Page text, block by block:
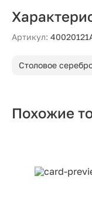
Артикул:
Столовое
Похожие